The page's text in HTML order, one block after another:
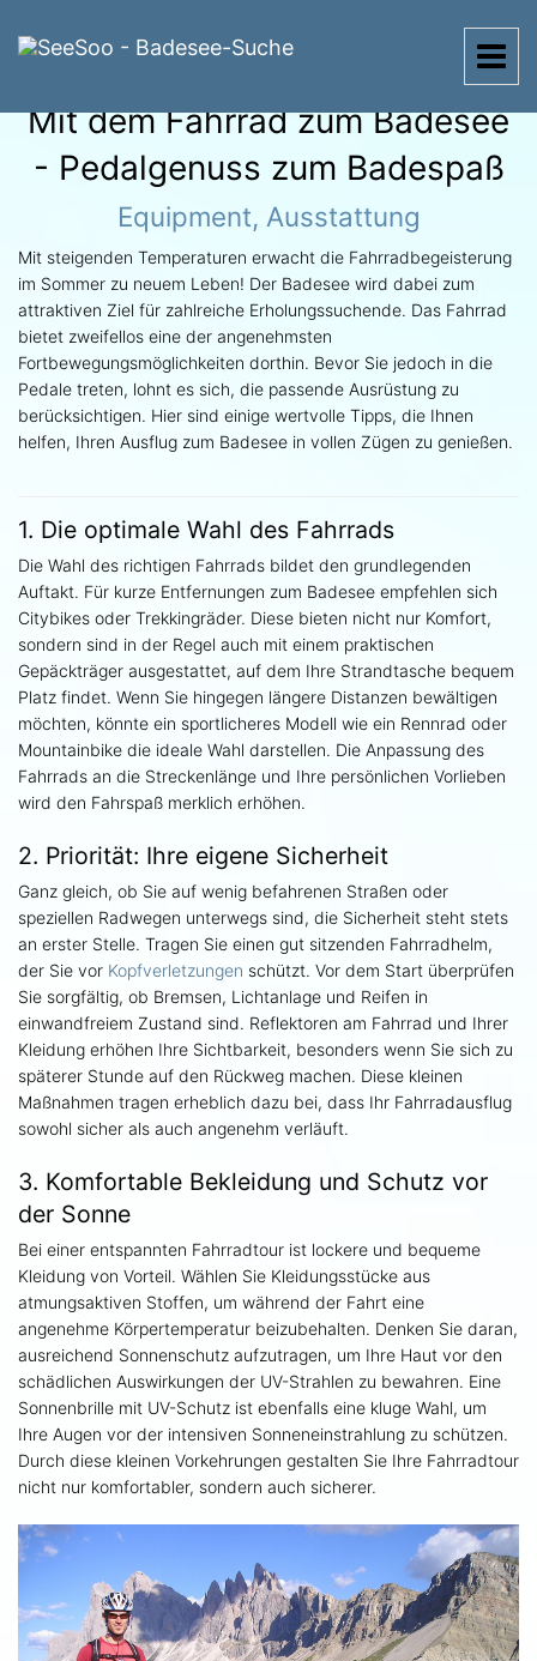
Menü
Mit dem Fahrrad zum Badesee
- Pedalgenuss zum Badespaß
Equipment, Ausstattung
Mit steigenden Temperaturen erwacht die Fahrradbegeisterung
im Sommer zu neuem Leben! Der Badesee wird dabei zum
attraktiven Ziel für zahlreiche Erholungssuchende. Das Fahrrad
bietet zweifellos eine der angenehmsten
Fortbewegungsmöglichkeiten dorthin. Bevor Sie jedoch in die
Pedale treten, lohnt es sich, die passende Ausrüstung zu
berücksichtigen. Hier sind einige wertvolle Tipps, die Ihnen
helfen, Ihren Ausflug zum Badesee in vollen Zügen zu genießen.
1. Die optimale Wahl des Fahrrads
Die Wahl des richtigen Fahrrads bildet den grundlegenden
Auftakt. Für kurze Entfernungen zum Badesee empfehlen sich
Citybikes oder Trekkingräder. Diese bieten nicht nur Komfort,
sondern sind in der Regel auch mit einem praktischen
Gepäckträger ausgestattet, auf dem Ihre Strandtasche bequem
Platz findet. Wenn Sie hingegen längere Distanzen bewältigen
möchten, könnte ein sportlicheres Modell wie ein Rennrad oder
Mountainbike die ideale Wahl darstellen. Die Anpassung des
Fahrrads an die Streckenlänge und Ihre persönlichen Vorlieben
wird den Fahrspaß merklich erhöhen.
2. Priorität: Ihre eigene Sicherheit
Ganz gleich, ob Sie auf wenig befahrenen Straßen oder
speziellen Radwegen unterwegs sind, die Sicherheit steht stets
an erster Stelle. Tragen Sie einen gut sitzenden Fahrradhelm,
der Sie vor Kopfverletzungen schützt. Vor dem Start überprüfen
Sie sorgfältig, ob Bremsen, Lichtanlage und Reifen in
einwandfreiem Zustand sind. Reflektoren am Fahrrad und Ihrer
Kleidung erhöhen Ihre Sichtbarkeit, besonders wenn Sie sich zu
späterer Stunde auf den Rückweg machen. Diese kleinen
Maßnahmen tragen erheblich dazu bei, dass Ihr Fahrradausflug
sowohl sicher als auch angenehm verläuft.
3. Komfortable Bekleidung und Schutz vor
der Sonne
Bei einer entspannten Fahrradtour ist lockere und bequeme
Kleidung von Vorteil. Wählen Sie Kleidungsstücke aus
atmungsaktiven Stoffen, um während der Fahrt eine
angenehme Körpertemperatur beizubehalten. Denken Sie daran,
ausreichend Sonnenschutz aufzutragen, um Ihre Haut vor den
schädlichen Auswirkungen der UV-Strahlen zu bewahren. Eine
Sonnenbrille mit UV-Schutz ist ebenfalls eine kluge Wahl, um
Ihre Augen vor der intensiven Sonneneinstrahlung zu schützen.
Durch diese kleinen Vorkehrungen gestalten Sie Ihre Fahrradtour
nicht nur komfortabler, sondern auch sicherer.